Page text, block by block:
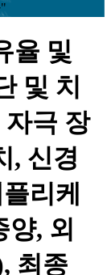
율 및
및 치
극 장
, 신경
리케
양, 외
최종